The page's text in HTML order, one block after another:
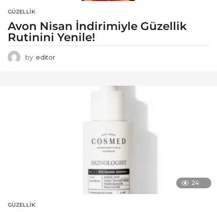
GÜZELLIK
Avon Nisan İndirimiyle Güzellik
Rutinini Yenile!
by editor
24
GÜZELLIK